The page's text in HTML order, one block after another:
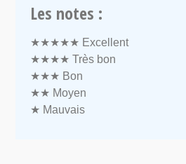
Les notes :
★★★★★ Excellent
★★★★ Très bon
★★★ Bon
★★ Moyen
★ Mauvais